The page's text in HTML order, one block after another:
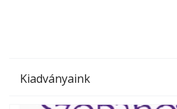
Kiadványaink